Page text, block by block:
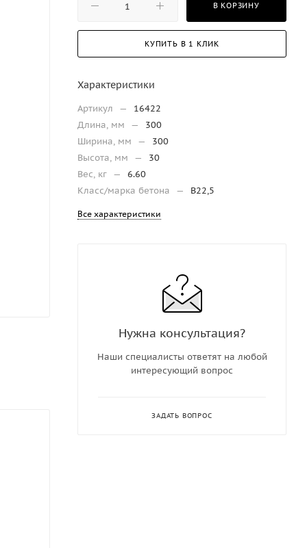
В КОРЗИНУ
КУПИТЬ В 1 КЛИК
Характеристики
Артикул —
16422
Длина, мм
—
300
Ширина, мм
—
300
Высота, мм
—
30
Вес, кг —
6.60
Класс/марка бетона
— B22,5
Все характеристики
Нужна консультация?
Наши специалисты ответят на любой
интересующий вопрос
ЗАДАТЬ ВОПРОС